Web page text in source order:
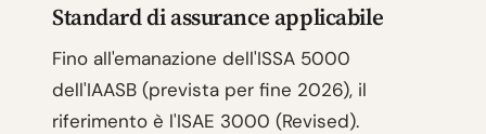
Standard di assurance applicabile
Fino all'emanazione dell'ISSA 5000
dell'IAASB (prevista per fine 2026), il
riferimento è l'ISAE 3000 (Revised).